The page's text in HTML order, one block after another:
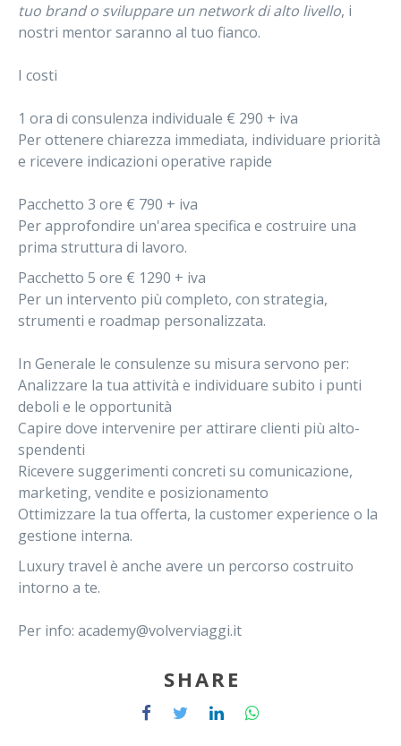
tuo brand o sviluppare un network di alto livello, i
nostri mentor saranno al tuo fianco.
I costi
1 ora di consulenza individuale € 290 + iva
Per ottenere chiarezza immediata, individuare priorità
e ricevere indicazioni operative rapide
Pacchetto 3 ore € 790 + iva
Per approfondire un'area specifica e costruire una
prima struttura di lavoro.
Pacchetto 5 ore € 1290 + iva
Per un intervento più completo, con strategia,
strumenti e roadmap personalizzata.
In Generale le consulenze su misura servono per:
Analizzare la tua attività e individuare subito i punti
deboli e le opportunità
Capire dove intervenire per attirare clienti più alto-
spendenti
Ricevere suggerimenti concreti su comunicazione,
marketing, vendite e posizionamento
Ottimizzare la tua offerta, la customer experience o la
gestione interna.
Luxury travel è anche avere un percorso costruito
intorno a te.
Per info: academy@volverviaggi.it
SHARE